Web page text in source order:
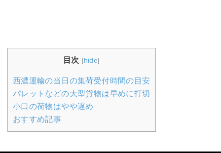
目次 [hide]
西濃運輸の当日の集荷受付時間の目安
パレットなどの大型貨物は早めに打切
小口の荷物はやや遅め
おすすめ記事